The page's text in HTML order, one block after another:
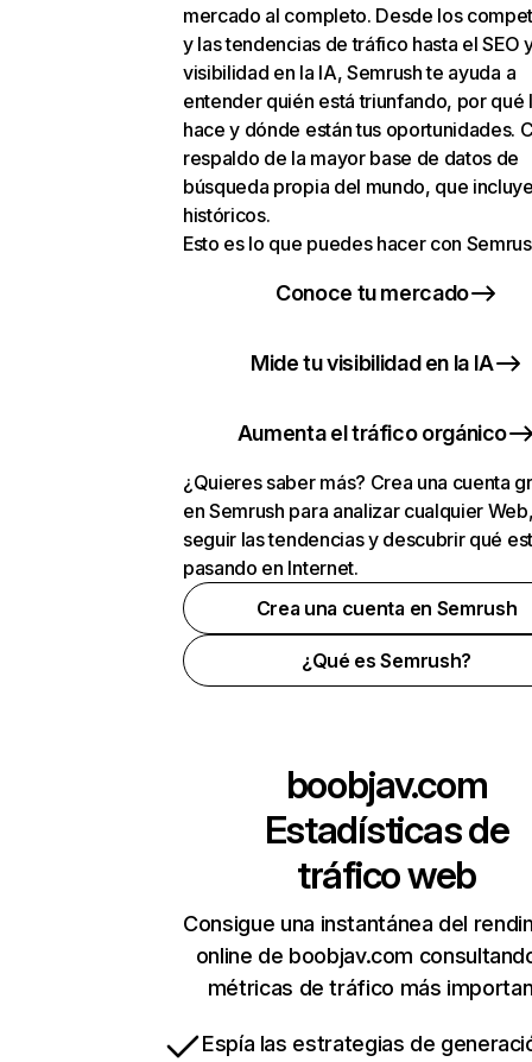
mercado al completo. Desde los
y las tendencias de tráfico hasta el SEO
visibilidad en la IA, Semrush te ayuda a
entender quién está triunfando, por qué
hace y dónde están tus oportunidades.
respaldo de la mayor base de datos de
búsqueda propia del mundo, que
históricos.
Esto es lo que puedes hacer con
Conoce tu mercado
Mide tu visibilidad en la IA
Aumenta el tráfico orgánico
¿Quieres saber más? Crea una cuenta
en Semrush para analizar cualquier
seguir las tendencias y descubrir qué
pasando en Internet.
Crea una cuenta en Semrush
¿Qué es Semrush?
boobjav.com
Estadísticas de
tráfico web
Consigue una instantánea del
online de boobjav.com
métricas de tráfico más
Espía las estrategias de